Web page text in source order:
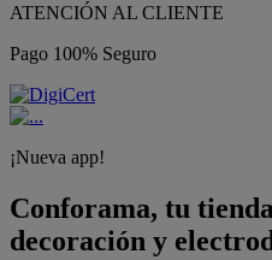
ATENCIÓN AL CLIENTE
Pago 100% Seguro
¡Nueva app!
Conforama, tu
decoración y